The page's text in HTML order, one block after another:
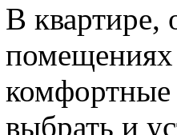
В квартире,
помещениях
комфортные
выбрать и